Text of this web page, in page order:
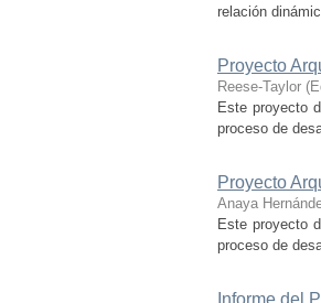
relación
Proyecto
Reese-Taylor
Este proyecto
proceso de
Proyecto
Anaya
Este proyecto
proceso de
Informe del